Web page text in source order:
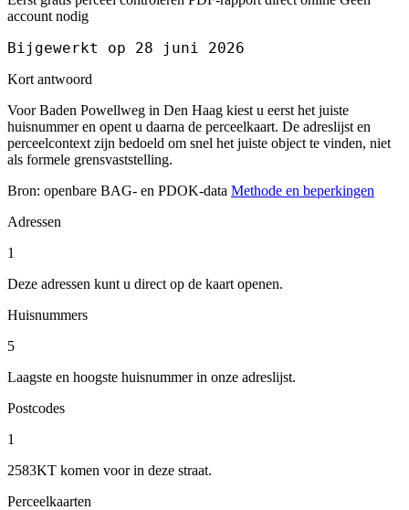
account nodig
Bijgewerkt op 28 juni 2026
Kort antwoord
Voor Baden Powellweg in Den Haag kiest u eerst het juiste
huisnummer en opent u daarna de perceelkaart. De adreslijst en
perceelcontext zijn bedoeld om snel het juiste object te vinden, niet
als formele grensvaststelling.
Bron: openbare BAG- en PDOK-data Methode en beperkingen
Adressen
1
Deze adressen kunt u direct op de kaart openen.
Huisnummers
5
Laagste en hoogste huisnummer in onze adreslijst.
Postcodes
1
2583KT komen voor in deze straat.
Perceelkaarten